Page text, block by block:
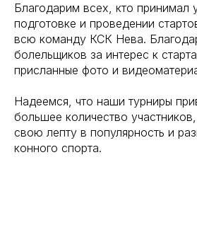
Благодарим всех, кто принимал
подготовке и проведении
всю команду КСК Нева.
болельщиков за интерес к
присланные фото и
Надеемся, что наши турниры
большее количество
свою лепту в популярность и
конного спорта.